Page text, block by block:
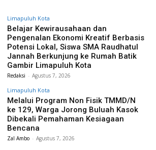
Limapuluh Kota
Belajar Kewirausahaan dan
Pengenalan Ekonomi Kreatif Berbasis
Potensi Lokal, Siswa SMA Raudhatul
Jannah Berkunjung ke Rumah Batik
Gambir Limapuluh Kota
Redaksi - Agustus 7, 2026
Limapuluh Kota
Melalui Program Non Fisik TMMD/N
ke 129, Warga Jorong Buluah Kasok
Dibekali Pemahaman Kesiagaan
Bencana
Zal Ambo - Agustus 7, 2026